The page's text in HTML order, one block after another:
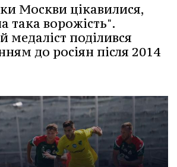
Москви цікавилися,
така ворожість".
медаліст поділився
до росіян після 2014